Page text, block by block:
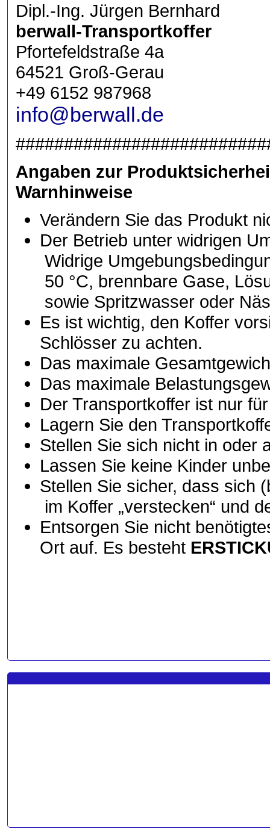
Dipl.-Ing. Jürgen Bernhard
berwall-Transportkoffer
Pfortefeldstraße 4a
64521 Groß-Gerau
+49 6152 987968
info@berwall.de
Angaben zur
Warnhinweise
Verändern Sie das Produkt
Der Betrieb unter widrigen
Widrige
50 °C, brennbare Gase,
sowie Spritzwasser oder
Es ist wichtig, den Koffer
Schlösser zu achten.
Das maximale
Das maximale
Der Transportkoffer ist nur
Lagern Sie den
Stellen Sie sich nicht in oder
Lassen Sie keine Kinder
Stellen Sie sicher, dass sich
im Koffer „verstecken“ und
Entsorgen Sie nicht
Ort auf. Es besteht